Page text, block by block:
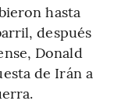
hasta
después
Donald
de Irán a